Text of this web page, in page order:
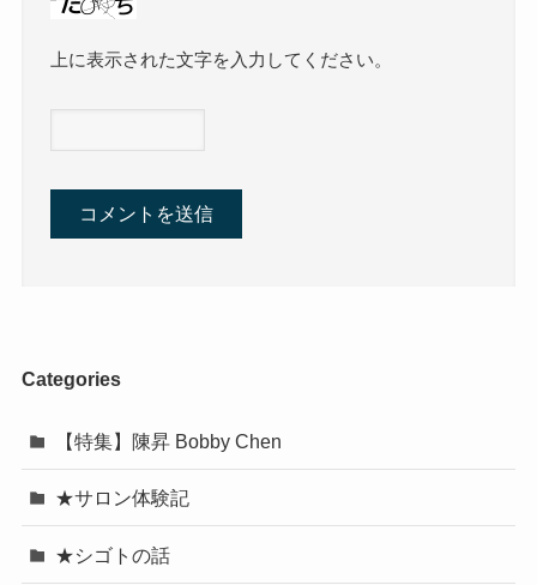
上に表示された文字を入力してください。
Categories
【特集】陳昇 Bobby Chen
★サロン体験記
★シゴトの話